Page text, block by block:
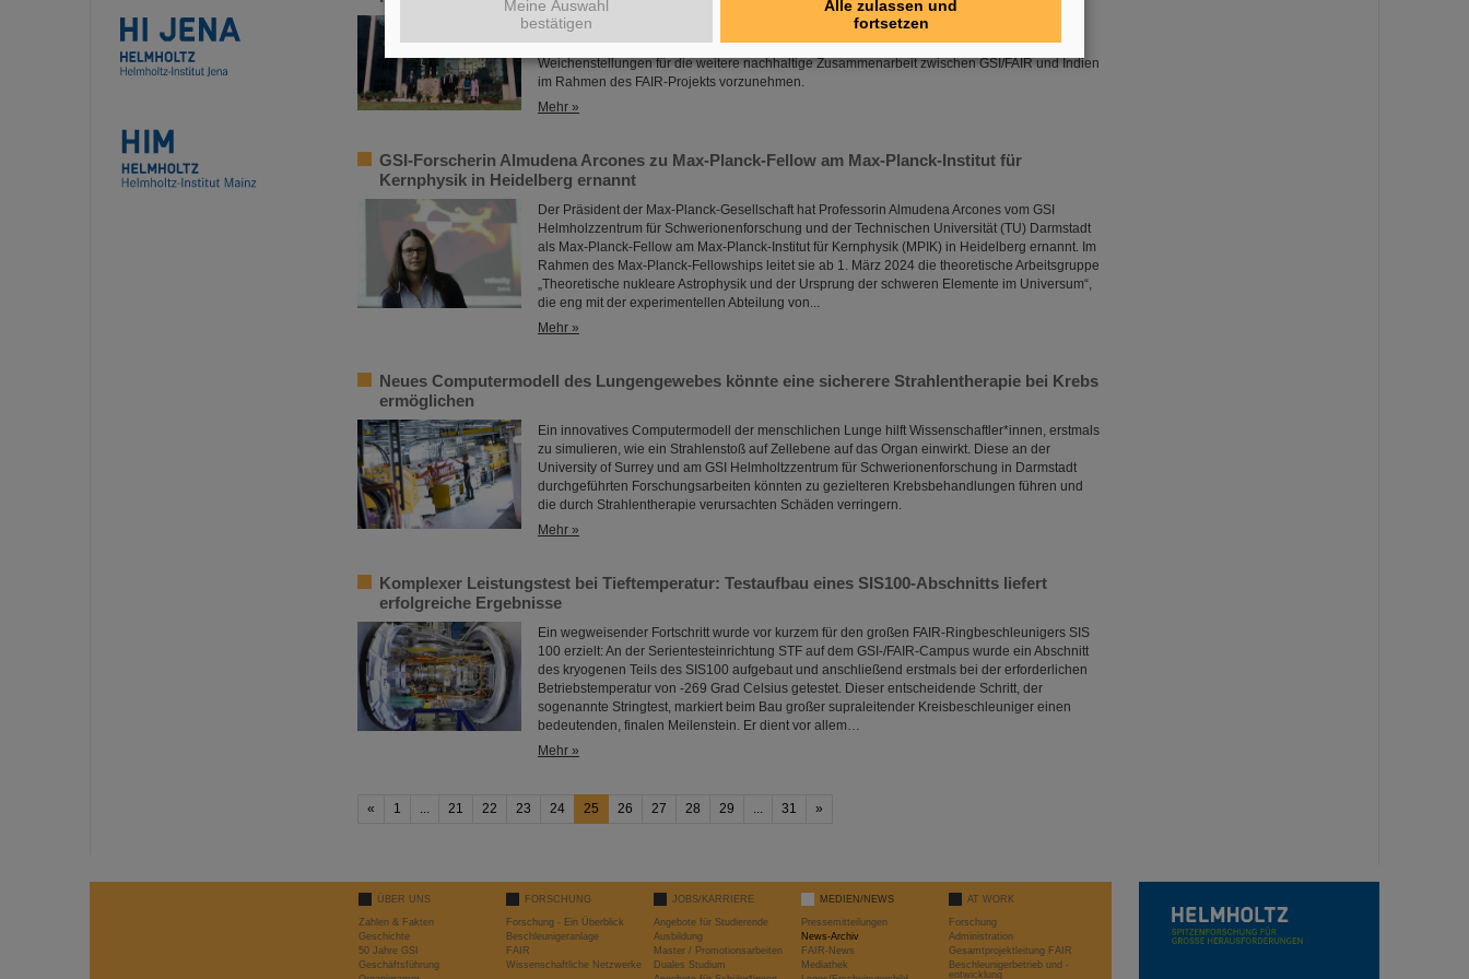
Die Geschäftsführung von GSI und FAIR sowie Expertendelegationen haben vor kurzem bei
Besuchen im FAIR-Partnerland wichtige Gespräche geführt, um entscheidende
Weichenstellungen für die weitere nachhaltige Zusammenarbeit zwischen GSI/FAIR und Indien
im Rahmen des FAIR-Projekts vorzunehmen.
Mehr »
GSI-Forscherin Almudena Arcones zu Max-Planck-Fellow am Max-Planck-Institut für
Kernphysik in Heidelberg ernannt
Der Präsident der Max-Planck-Gesellschaft hat Professorin Almudena Arcones vom GSI
Helmholzzentrum für Schwerionenforschung und der Technischen Universität (TU) Darmstadt
als Max-Planck-Fellow am Max-Planck-Institut für Kernphysik (MPIK) in Heidelberg ernannt. Im
Rahmen des Max-Planck-Fellowships leitet sie ab 1. März 2024 die theoretische Arbeitsgruppe
„Theoretische nukleare Astrophysik und der Ursprung der schweren Elemente im Universum“,
die eng mit der experimentellen Abteilung von...
Mehr »
Neues Computermodell des Lungengewebes könnte eine sicherere Strahlentherapie bei Krebs
ermöglichen
Ein innovatives Computermodell der menschlichen Lunge hilft Wissenschaftler*innen, erstmals
zu simulieren, wie ein Strahlenstoß auf Zellebene auf das Organ einwirkt. Diese an der
University of Surrey und am GSI Helmholtzzentrum für Schwerionenforschung in Darmstadt
durchgeführten Forschungsarbeiten könnten zu gezielteren Krebsbehandlungen führen und
die durch Strahlentherapie verursachten Schäden verringern.
Mehr »
Komplexer Leistungstest bei Tieftemperatur: Testaufbau eines SIS100-Abschnitts liefert
erfolgreiche Ergebnisse
Ein wegweisender Fortschritt wurde vor kurzem für den großen FAIR-Ringbeschleunigers SIS
100 erzielt: An der Serientesteinrichtung STF auf dem GSI-/FAIR-Campus wurde ein Abschnitt
des kryogenen Teils des SIS100 aufgebaut und anschließend erstmals bei der erforderlichen
Betriebstemperatur von -269 Grad Celsius getestet. Dieser entscheidende Schritt, der
sogenannte Stringtest, markiert beim Bau großer supraleitender Kreisbeschleuniger einen
bedeutenden, finalen Meilenstein. Er dient vor allem…
Mehr »
« 1 ... 21 22 23 24 25 26 27 28 29 ... 31 »
ÜBER UNS
Zahlen & Fakten
Geschichte
50 Jahre GSI
Geschäftsführung
FORSCHUNG
Forschung - Ein Überblick
Beschleunigeranlage
FAIR
Wissenschaftliche Netzwerke
JOBS/KARRIERE
Angebote für Studierende
Ausbildung
Master / Promotionsarbeiten
Duales Studium
MEDIEN/NEWS
Pressemitteilungen
News-Archiv
FAIR-News
Mediathek
AT WORK
Forschung
Administration
Gesamtprojektleitung FAIR
Beschleunigerbetrieb und -
entwicklung
Meine Auswahl
bestätigen
Alle zulassen und
fortsetzen